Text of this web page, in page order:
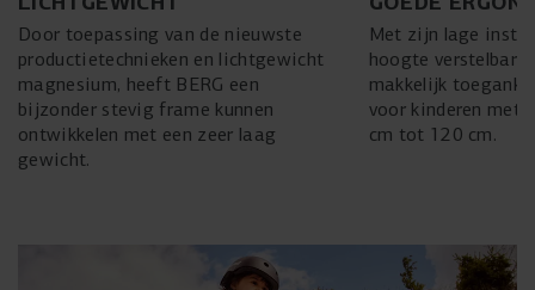
Door toepassing van de nieuwste
productietechnieken en lichtgewicht
magnesium, heeft BERG een
bijzonder stevig frame kunnen
ontwikkelen met een zeer laag
gewicht.
Met zijn lage
hoogte verstelbare
makkelijk
voor kinderen met
cm tot 120 cm.